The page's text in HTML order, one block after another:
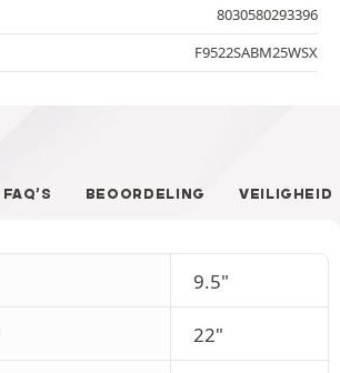
8030580293396
F9522SABM25WSX
FAQ’S BEOORDELING VEILIGHEID
9.5"
22"